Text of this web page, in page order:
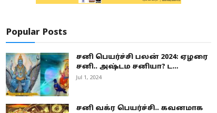
Popular Posts
சனி பெயர்ச்சி பலன் 2024: ஏழரை
சனி.. அஷ்டம சனியா? ட...
Jul 1, 2024
சனி வக்ர பெயர்ச்சி.. கவனமாக